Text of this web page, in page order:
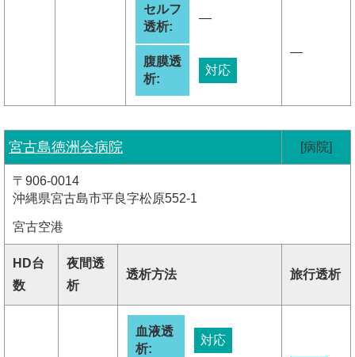
セルフ
透析:
―
腹膜透
析:
対応
―
宮古島徳洲会病院 [病院]
〒906-0014
沖縄県宮古島市平良字松原552-1
宮古空港
HD台
数
夜間透
析
透析方法 旅行透析
血液透
析:
対応